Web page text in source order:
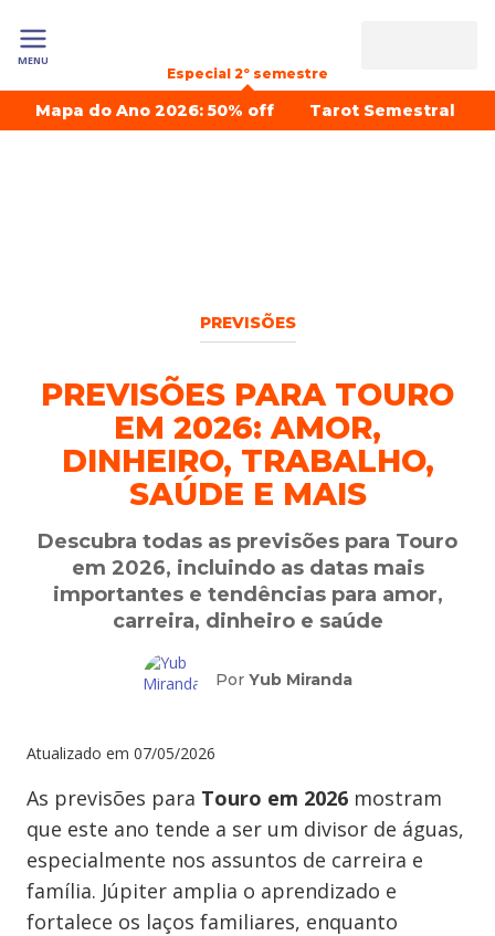
MENU
Especial 2º semestre
Mapa do Ano 2026: 50% off Tarot Semestral
PREVISÕES
PREVISÕES PARA TOURO
EM 2026: AMOR,
DINHEIRO, TRABALHO,
SAÚDE E MAIS
Descubra todas as previsões para Touro
em 2026, incluindo as datas mais
importantes e tendências para amor,
carreira, dinheiro e saúde
Por Yub Miranda
Atualizado em 07/05/2026
As previsões para Touro em 2026 mostram
que este ano tende a ser um divisor de águas,
especialmente nos assuntos de carreira e
família. Júpiter amplia o aprendizado e
fortalece os laços familiares, enquanto